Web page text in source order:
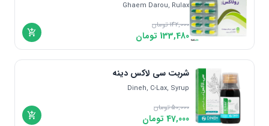
Ghaem Darou, Rulax
142,000تومان
133,480 تومان
شربت سی لاکس دینه
Dineh, C-Lax, Syrup
50,000تومان
47,000 تومان